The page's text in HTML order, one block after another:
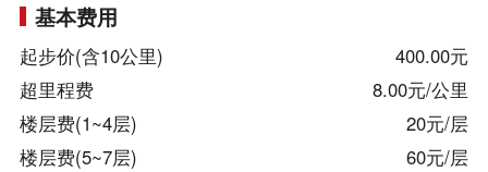
基本费用
起步价(含10公里)
400.00元
超里程费
8.00元/公里
楼层费(1~4层)
20元/层
楼层费(5~7层)
60元/层